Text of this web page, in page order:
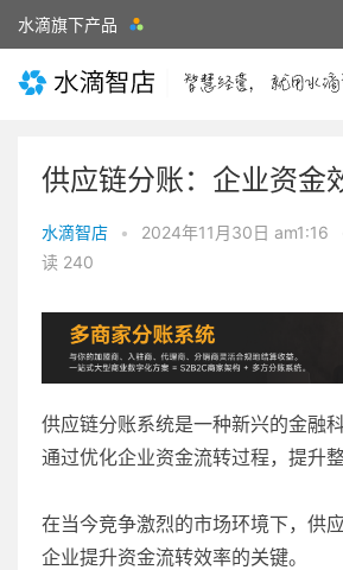
水滴旗下产品
供应链分账：企业资金
水滴智店 • 2024年11月30日 am1:16
读 240
供应链分账系统是一种新兴的金融
通过优化企业资金流转过程，提升
在当今竞争激烈的市场环境下，供
企业提升资金流转效率的关键。